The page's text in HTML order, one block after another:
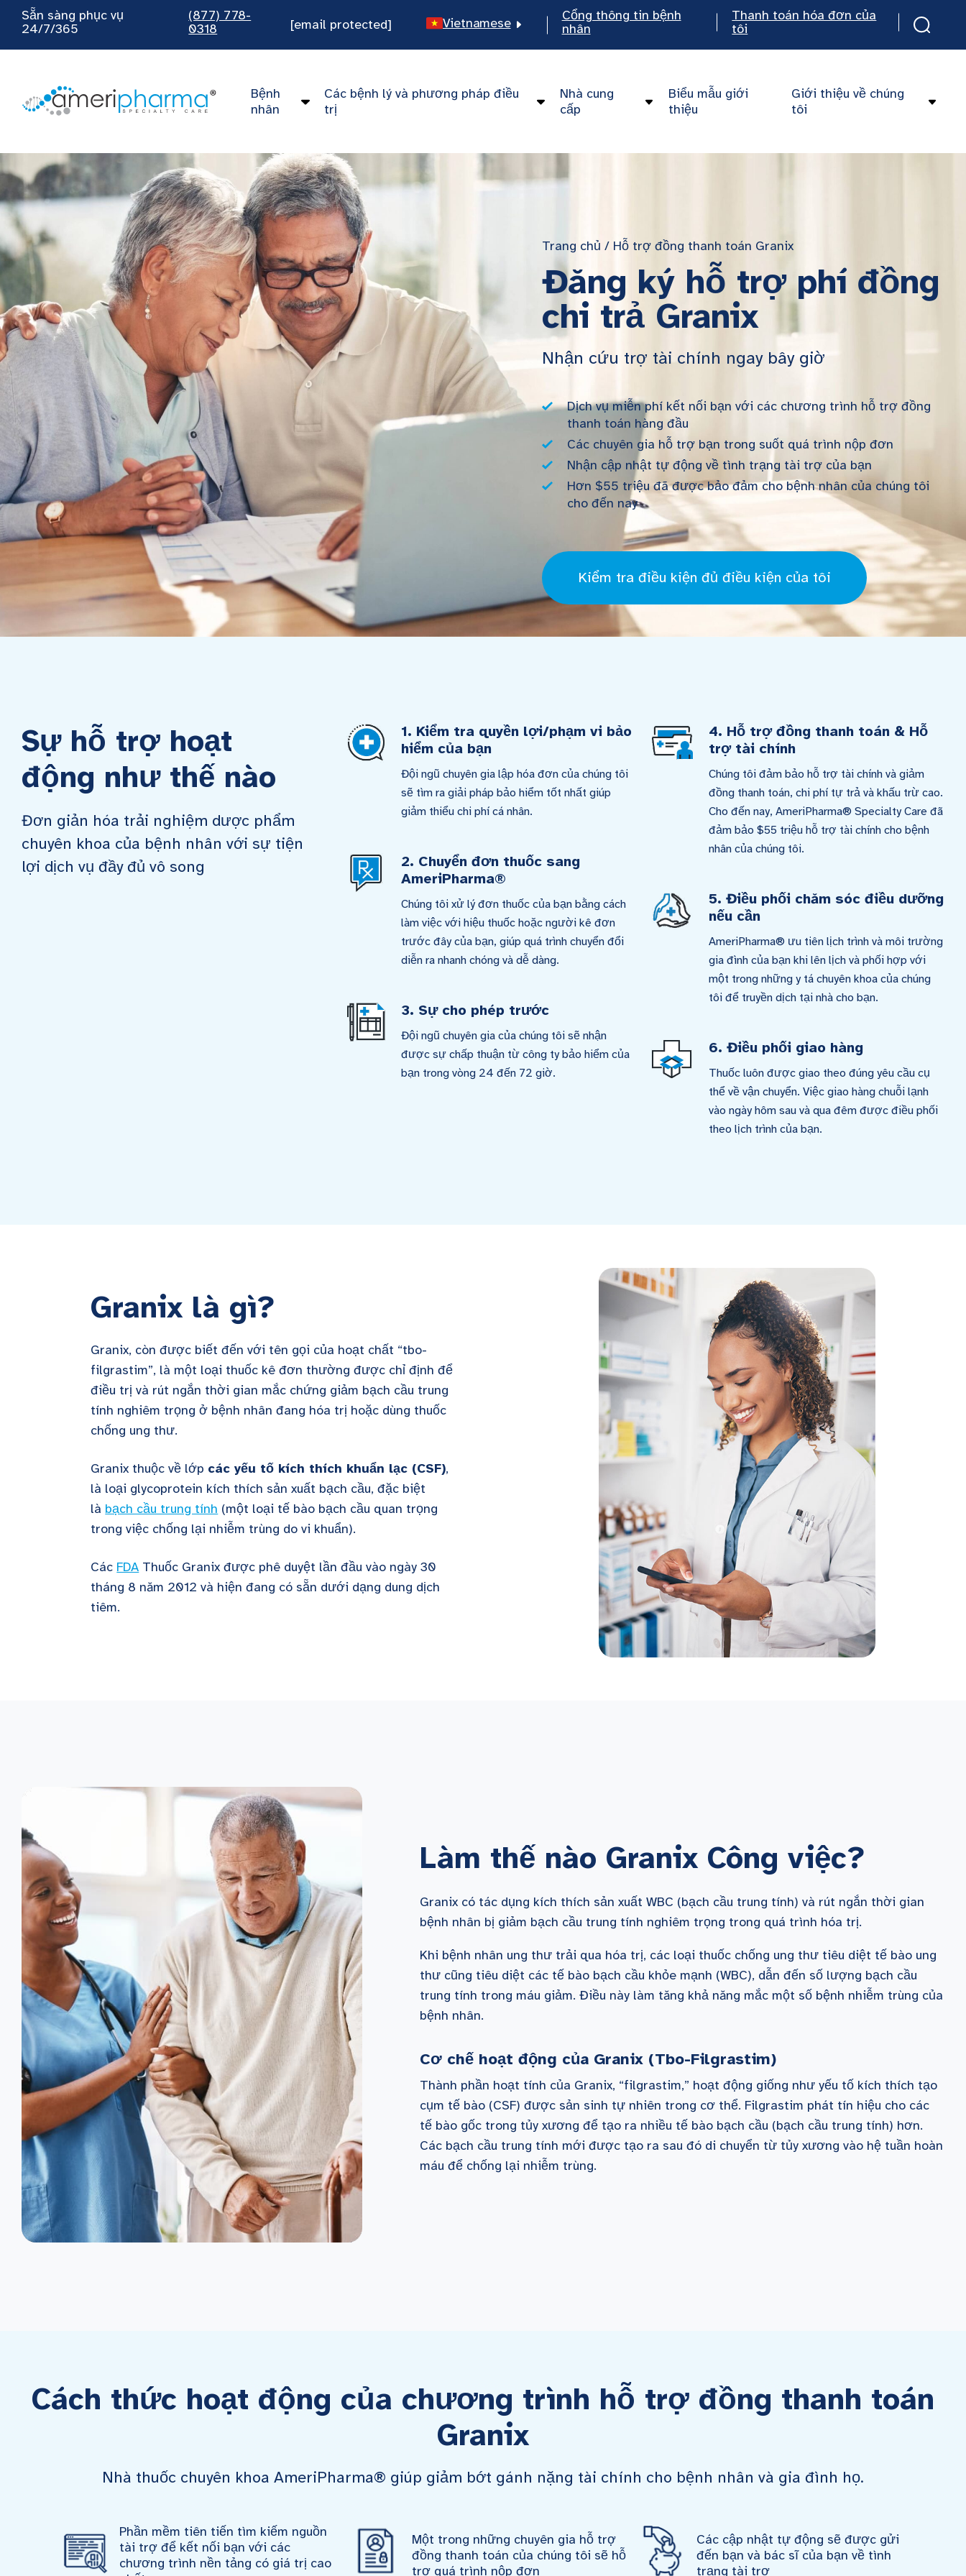
Sẵn sàng phục vụ
24/7/365
(877) 778-
0318
[email protected] Vietnamese
Chinese
Cổng thông tin bệnh
nhân
Thanh toán hóa đơn của
tôi
Bệnh
nhân
Các bệnh lý và phương pháp điều
trị
Nhà cung
cấp
Biểu mẫu giới
thiệu
Giới thiệu về chúng
tôi
Trang chủ / Hỗ trợ đồng thanh toán Granix
Đăng ký hỗ trợ phí đồng
chi trả Granix
Nhận cứu trợ tài chính ngay bây giờ
Dịch vụ miễn phí kết nối bạn với các chương trình hỗ trợ đồng
thanh toán hàng đầu
Các chuyên gia hỗ trợ bạn trong suốt quá trình nộp đơn
Nhận cập nhật tự động về tình trạng tài trợ của bạn
Hơn $55 triệu đã được bảo đảm cho bệnh nhân của chúng tôi
cho đến nay
Kiểm tra điều kiện đủ điều kiện của tôi
Sự hỗ trợ hoạt
động như thế nào
Đơn giản hóa trải nghiệm dược phẩm
chuyên khoa của bệnh nhân với sự tiện
lợi dịch vụ đầy đủ vô song
1. Kiểm tra quyền lợi/phạm vi bảo
hiểm của bạn
Đội ngũ chuyên gia lập hóa đơn của chúng tôi
sẽ tìm ra giải pháp bảo hiểm tốt nhất giúp
giảm thiểu chi phí cá nhân.
2. Chuyển đơn thuốc sang
AmeriPharma®
Chúng tôi xử lý đơn thuốc của bạn bằng cách
làm việc với hiệu thuốc hoặc người kê đơn
trước đây của bạn, giúp quá trình chuyển đổi
diễn ra nhanh chóng và dễ dàng.
3. Sự cho phép trước
Đội ngũ chuyên gia của chúng tôi sẽ nhận
được sự chấp thuận từ công ty bảo hiểm của
bạn trong vòng 24 đến 72 giờ.
4. Hỗ trợ đồng thanh toán & Hỗ
trợ tài chính
Chúng tôi đảm bảo hỗ trợ tài chính và giảm
đồng thanh toán, chi phí tự trả và khấu trừ cao.
Cho đến nay, AmeriPharma® Specialty Care đã
đảm bảo $55 triệu hỗ trợ tài chính cho bệnh
nhân của chúng tôi.
5. Điều phối chăm sóc điều dưỡng
nếu cần
AmeriPharma® ưu tiên lịch trình và môi trường
gia đình của bạn khi lên lịch và phối hợp với
một trong những y tá chuyên khoa của chúng
tôi để truyền dịch tại nhà cho bạn.
6. Điều phối giao hàng
Thuốc luôn được giao theo đúng yêu cầu cụ
thể về vận chuyển. Việc giao hàng chuỗi lạnh
vào ngày hôm sau và qua đêm được điều phối
theo lịch trình của bạn.
Granix là gì?
Granix, còn được biết đến với tên gọi của hoạt chất “tbo-
filgrastim”, là một loại thuốc kê đơn thường được chỉ định để
điều trị và rút ngắn thời gian mắc chứng giảm bạch cầu trung
tính nghiêm trọng ở bệnh nhân đang hóa trị hoặc dùng thuốc
chống ung thư.
Granix thuộc về lớp các yếu tố kích thích khuẩn lạc (CSF),
là loại glycoprotein kích thích sản xuất bạch cầu, đặc biệt
là bạch cầu trung tính (một loại tế bào bạch cầu quan trọng
trong việc chống lại nhiễm trùng do vi khuẩn).
Các FDA Thuốc Granix được phê duyệt lần đầu vào ngày 30
tháng 8 năm 2012 và hiện đang có sẵn dưới dạng dung dịch
tiêm.
Làm thế nào GranixCông việc?
Granix có tác dụng kích thích sản xuất WBC (bạch cầu trung tính) và rút ngắn thời gian
bệnh nhân bị giảm bạch cầu trung tính nghiêm trọng trong quá trình hóa trị.
Khi bệnh nhân ung thư trải qua hóa trị, các loại thuốc chống ung thư tiêu diệt tế bào ung
thư cũng tiêu diệt các tế bào bạch cầu khỏe mạnh (WBC), dẫn đến số lượng bạch cầu
trung tính trong máu giảm. Điều này làm tăng khả năng mắc một số bệnh nhiễm trùng của
bệnh nhân.
Cơ chế hoạt động của Granix (Tbo-Filgrastim)
Thành phần hoạt tính của Granix, “filgrastim,” hoạt động giống như yếu tố kích thích tạo
cụm tế bào (CSF) được sản sinh tự nhiên trong cơ thể. Filgrastim phát tín hiệu cho các
tế bào gốc trong tủy xương để tạo ra nhiều tế bào bạch cầu (bạch cầu trung tính) hơn.
Các bạch cầu trung tính mới được tạo ra sau đó di chuyển từ tủy xương vào hệ tuần hoàn
máu để chống lại nhiễm trùng.
Cách thức hoạt động của chương trình hỗ trợ đồng thanh toán
Granix
Nhà thuốc chuyên khoa AmeriPharma® giúp giảm bớt gánh nặng tài chính cho bệnh nhân và gia đình họ.
Phần mềm tiên tiến tìm kiếm nguồn
tài trợ để kết nối bạn với các
chương trình nền tảng có giá trị cao
Một trong những chuyên gia hỗ trợ
đồng thanh toán của chúng tôi sẽ hỗ
trợ quá trình nộp đơn
Các cập nhật tự động sẽ được gửi
đến bạn và bác sĩ của bạn về tình
trạng tài trợ